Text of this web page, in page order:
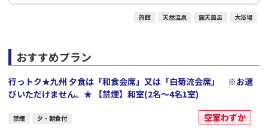
旅館 天然温泉 露天風呂 大浴場
おすすめプラン
行っトク★九州 夕食は「和食会席」又は「白菊流会席」 ※お選
びいただけません。★ 【禁煙】和室(2名～4名1室)
禁煙 夕・朝食付 空室わずか